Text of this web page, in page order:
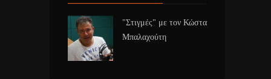
"Στιγμές" με τον Κώστα
Μπαλαχούτη